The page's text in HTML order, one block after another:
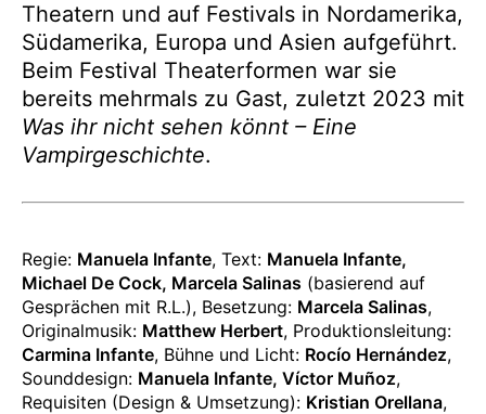
Theatern und auf Festivals in Nordamerika,
Südamerika, Europa und Asien aufgeführt.
Beim Festival Theaterformen war sie
bereits mehrmals zu Gast, zuletzt 2023 mit
Was ihr nicht sehen könnt – Eine
Vampirgeschichte.
zur
Produktion
Regie: Manuela Infante, Text: Manuela Infante,
Michael De Cock, Marcela Salinas (basierend auf
Gesprächen mit R.L.), Besetzung: Marcela Salinas,
Originalmusik: Matthew Herbert, Produktionsleitung:
Carmina Infante, Bühne und Licht: Rocío Hernández,
Sounddesign: Manuela Infante, Víctor Muñoz,
Requisiten (Design & Umsetzung): Kristian Orellana,